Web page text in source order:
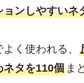
ンしやすいネ
く使われる、
ネタを110個ま